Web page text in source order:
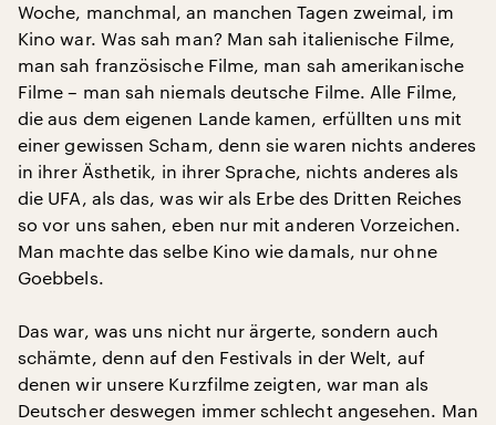
Woche, manchmal, an manchen Tagen zweimal, im
Kino war. Was sah man? Man sah italienische Filme,
man sah französische Filme, man sah amerikanische
Filme – man sah niemals deutsche Filme. Alle Filme,
die aus dem eigenen Lande kamen, erfüllten uns mit
einer gewissen Scham, denn sie waren nichts anderes
in ihrer Ästhetik, in ihrer Sprache, nichts anderes als
die UFA, als das, was wir als Erbe des Dritten Reiches
so vor uns sahen, eben nur mit anderen Vorzeichen.
Man machte das selbe Kino wie damals, nur ohne
Goebbels.
Das war, was uns nicht nur ärgerte, sondern auch
schämte, denn auf den Festivals in der Welt, auf
denen wir unsere Kurzfilme zeigten, war man als
Deutscher deswegen immer schlecht angesehen. Man